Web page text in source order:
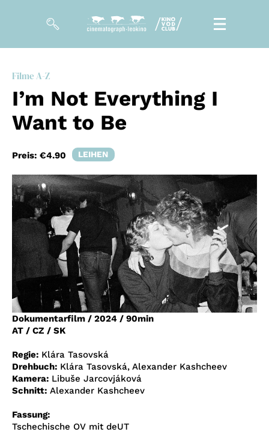
Magazin
Kuratierungen
Events
So geht’s
Filmpakete
Gutscheine
& Filmpässe
Account
Suche
Filme A-Z
I’m Not Everything I
Want to Be
Preis: €4.90 LEIHEN
Dokumentarfilm / 2024 / 90min
AT / CZ / SK
Regie: Klára Tasovská
Drehbuch: Klára Tasovská, Alexander Kashcheev
Kamera: Libuše Jarcovjáková
Schnitt: Alexander Kashcheev
Fassung:
Tschechische OV mit deUT